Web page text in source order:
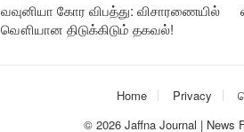
வவுனியா கோர விபத்து: விசாரணையில்
வௌியான திடுக்கிடும் தகவல்!
Home Privacy
© 2026 Jaffna Journal | News